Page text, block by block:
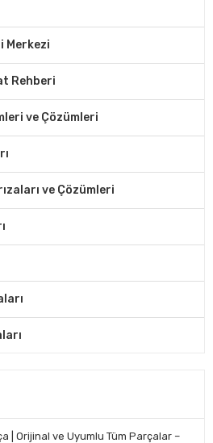
Merkezi
Rehberi
ve Çözümleri
ve Çözümleri
| Orijinal ve Uyumlu Tüm Parçalar –